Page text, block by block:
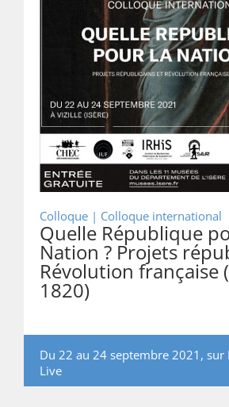
Colloque | Colloque international
Quelle République
Nation ? Projets
Révolution française
1820)
Du 22 au 24 septembre 2021, sur
Live